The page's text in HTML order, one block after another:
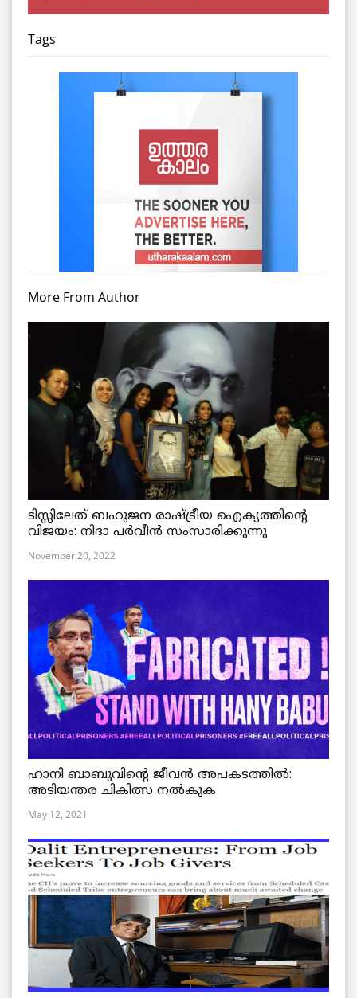
Tags
More From Author
ടിസ്സിലേത് ബഹുജന രാഷ്ട്രീയ ഐക്യത്തിന്റെ
വിജയം: നിദാ പർവീൻ സംസാരിക്കുന്നു
November 20, 2022
ഹാനി ബാബുവിന്റെ ജീവൻ അപകടത്തിൽ:
അടിയന്തര ചികിത്സ നൽകുക
May 12, 2021